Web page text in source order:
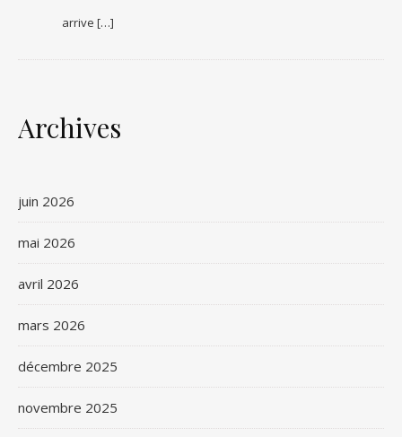
arrive […]
Archives
juin 2026
mai 2026
avril 2026
mars 2026
décembre 2025
novembre 2025